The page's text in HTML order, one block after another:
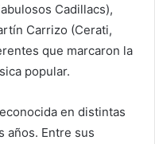
Cadillacs),
Carrizo (Cerati,
que marcaron la
popular.
en distintas
años. Entre sus